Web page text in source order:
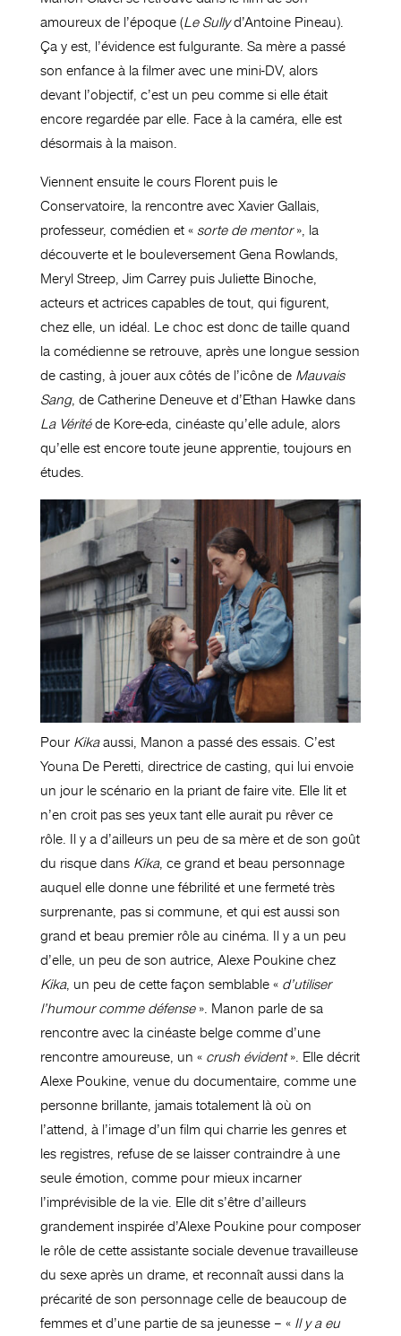
amoureux de l’époque (Le Sullyd’Antoine Pineau).
Ça y est, l’évidence est fulgurante. Sa mère a passé
son enfance à la filmer avec une mini-DV, alors
devant l’objectif, c’est un peu comme si elle était
encore regardée par elle. Face à la caméra, elle est
désormais à la maison.
Viennent ensuite le cours Florent puis le
Conservatoire, la rencontre avec Xavier Gallais,
professeur, comédien et « sorte de mentor», la
découverte et le bouleversement Gena Rowlands,
Meryl Streep, Jim Carrey puis Juliette Binoche,
acteurs et actrices capables de tout, qui figurent,
chez elle, un idéal. Le choc est donc de taille quand
la comédienne se retrouve, après une longue session
de casting, à jouer aux côtés de l’icône de Mauvais
Sang, de Catherine Deneuve et d’Ethan Hawke dans
La Véritéde Kore-eda, cinéaste qu’elle adule, alors
qu’elle est encore toute jeune apprentie, toujours en
études.
Pour Kikaaussi, Manon a passé des essais. C’est
Youna De Peretti, directrice de casting, qui lui envoie
un jour le scénario en la priant de faire vite. Elle lit et
n’en croit pas ses yeux tant elle aurait pu rêver ce
rôle. Il y a d’ailleurs un peu de sa mère et de son goût
du risque dansKika, ce grand et beau personnage
auquel elle donne une fébrilité et une fermeté très
surprenante, pas si commune, et qui est aussi son
grand et beau premier rôle au cinéma. Il y a un peu
d’elle, un peu de son autrice, Alexe Poukine chez
Kika, un peu de cette façon semblable « d’utiliser
l’humour comme défense». Manon parle de sa
rencontre avec la cinéaste belge comme d’une
rencontre amoureuse, un « crush évident». Elle décrit
Alexe Poukine, venue du documentaire, comme une
personne brillante, jamais totalement là où on
l’attend, à l’image d’un film qui charrie les genres et
les registres, refuse de se laisser contraindre à une
seule émotion, comme pour mieux incarner
l’imprévisible de la vie. Elle dit s’être d’ailleurs
grandement inspirée d’Alexe Poukine pour composer
le rôle de cette assistante sociale devenue travailleuse
du sexe après un drame, et reconnaît aussi dans la
précarité de son personnage celle de beaucoup de
femmes et d’une partie de sa jeunesse – « Il y a eu